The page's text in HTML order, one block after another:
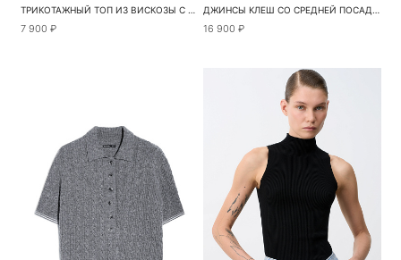
ТРИКОТАЖНЫЙ ТОП ИЗ ВИСКОЗЫ С ВЫСОКИМ ВОРОТОМ
7 900 ₽
ДЖИНСЫ КЛЕШ СО СРЕДНЕЙ ПОСАДКОЙ
16 900 ₽